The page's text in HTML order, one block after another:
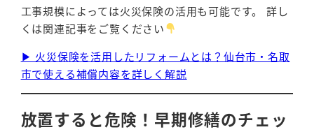
工事規模によっては火災保険の活用も可能です。 詳し
くは関連記事をご覧ください
▶ 火災保険を活用したリフォームとは？仙台市・名取
市で使える補償内容を詳しく解説
放置すると危険！早期修繕のチェッ